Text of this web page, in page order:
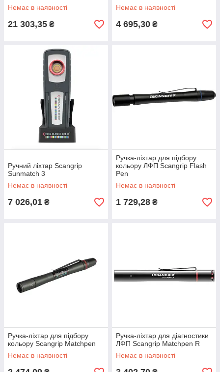
Немає в наявності
21 303,35 ₴
Немає в наявності
4 695,30 ₴
Ручний ліхтар Scangrip
Sunmatch 3
Немає в наявності
7 026,01 ₴
Ручка-ліхтар для підбору
кольору ЛФП Scangrip Flash
Pen
Немає в наявності
1 729,28 ₴
Ручка-ліхтар для підбору
кольору Scangrip Matchpen
Немає в наявності
Ручка-ліхтар для діагностики
ЛФП Scangrip Matchpen R
Немає в наявності